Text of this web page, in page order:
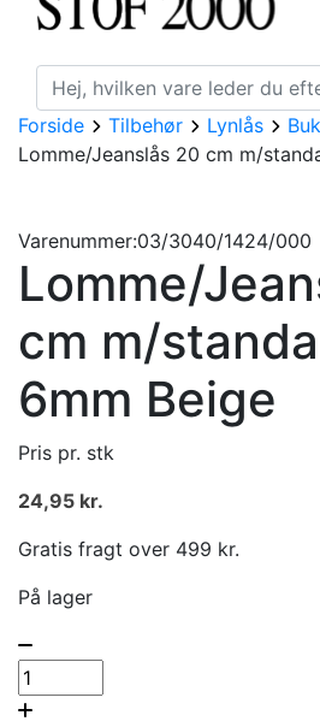
Forside Tilbehør Lynlås
Lomme/Jeanslås 20 cm m/
Varenummer:03/3040/1424/000
Lomme/
cm m/
6mm Beige
Pris pr. stk
24,95 kr.
Gratis fragt over 499 kr.
På lager